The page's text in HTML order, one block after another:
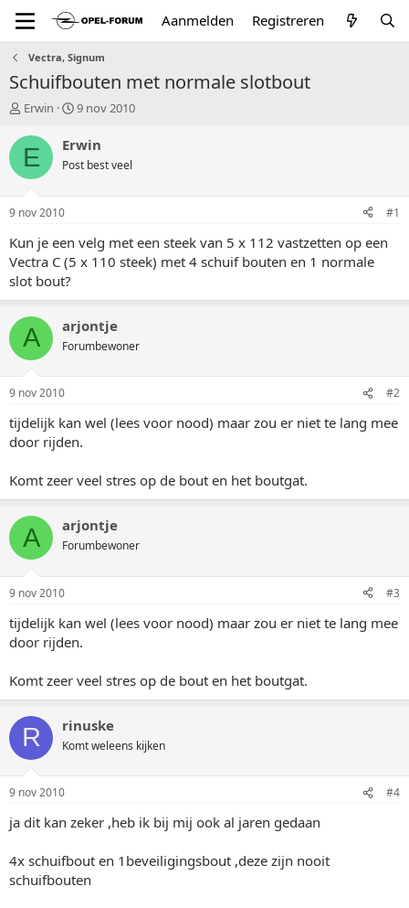
Aanmelden Registreren
Vectra, Signum
Schuifbouten met normale slotbout
T
p
a
r
e
r
Erwin
S
a
t
u
9 nov 2010
E Erwin
Post best veel
9 nov 2010 #1
Kun je een velg met een steek van 5 x 112 vastzetten op een
Vectra C (5 x 110 steek) met 4 schuif bouten en 1 normale
slot bout?
A arjontje
Forumbewoner
9 nov 2010 #2
tijdelijk kan wel (lees voor nood) maar zou er niet te lang mee
door rijden.
Komt zeer veel stres op de bout en het boutgat.
A arjontje
Forumbewoner
9 nov 2010 #3
tijdelijk kan wel (lees voor nood) maar zou er niet te lang mee
door rijden.
Komt zeer veel stres op de bout en het boutgat.
R rinuske
Komt weleens kijken
9 nov 2010 #4
ja dit kan zeker ,heb ik bij mij ook al jaren gedaan
4x schuifbout en 1beveiligingsbout ,deze zijn nooit
schuifbouten